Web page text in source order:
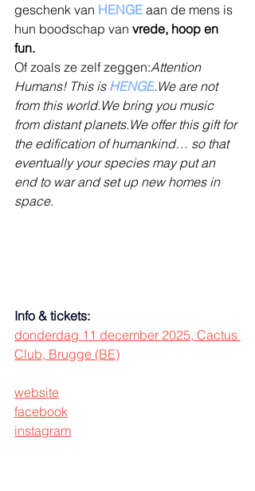
geschenk van HENGE aan de mens is
hun boodschap van vrede, hoop en
fun.
Of zoals ze zelf zeggen:Attention
Humans! This is HENGE.We are not
from this world.We bring you music
from distant planets.We offer this gift for
the edification of humankind… so that
eventually your species may put an
end to war and set up new homes in
space.
Info & tickets:
donderdag 11 december 2025, Cactus
Club, Brugge (BE)
website
facebook
instagram